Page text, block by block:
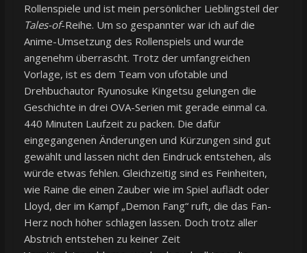
Rollenspiele und ist mein persönlicher Lieblingsteil der
Tales-of-Reihe. Um so gespannter war ich auf die
Anime-Umsetzung des Rollenspiels und wurde
angenehm überrascht. Trotz der umfangreichen
Vorlage, ist es dem Team von ufotable und
Drehbuchautor Ryunosuke Kingetsu gelungen die
Geschichte in drei OVA-Serien mit gerade einmal ca.
440 Minuten Laufzeit zu packen. Die dafür
eingegangenen Änderungen und Kürzungen sind gut
gewählt und lassen nicht den Eindruck entstehen, als
würde etwas fehlen. Gleichzeitig sind es Feinheiten,
wie Raine die einen Zauber wie im Spiel auflädt oder
Lloyd, der im Kampf „Demon Fang“ ruft, die das Fan-
Herz noch höher schlagen lassen. Doch trotz aller
Abstrich entstehen zu keiner Zeit